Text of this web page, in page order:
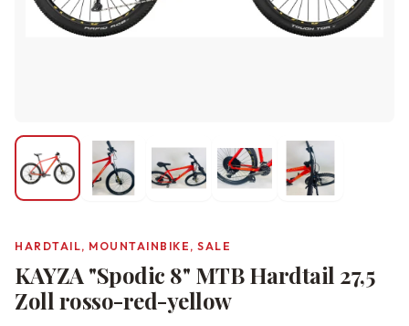
HARDTAIL, MOUNTAINBIKE, SALE
KAYZA "Spodic 8" MTB Hardtail 27,5
Zoll rosso-red-yellow